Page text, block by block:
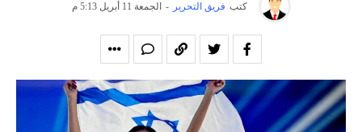
كتب فريق التحرير - الجمعة 11 أبريل 5:13 م